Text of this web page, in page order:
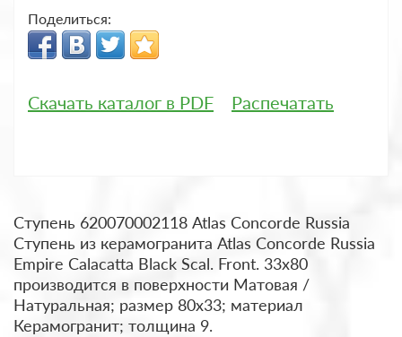
Поделиться:
Скачать каталог в PDF Распечатать
Ступень 620070002118 Atlas Concorde Russia
Ступень из керамогранита Atlas Concorde Russia
Empire Calacatta Black Scal. Front. 33x80
производится в поверхности Матовая /
Натуральная; размер 80x33; материал
Керамогранит; толщина 9.